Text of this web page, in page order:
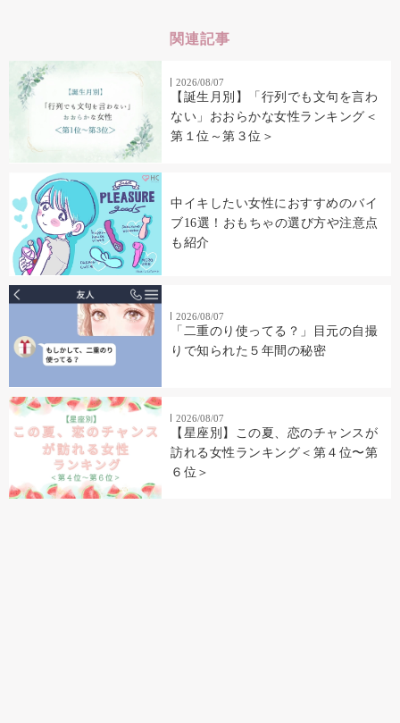
関連記事
2026/08/07
【誕生月別】「行列でも文句を言わ
ない」おおらかな女性ランキング＜
第１位～第３位＞
中イキしたい女性におすすめのバイ
ブ16選！おもちゃの選び方や注意点
も紹介
2026/08/07
「二重のり使ってる？」目元の自撮
りで知られた５年間の秘密
2026/08/07
【星座別】この夏、恋のチャンスが
訪れる女性ランキング＜第４位〜第
６位＞